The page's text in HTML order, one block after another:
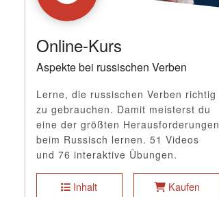
Online-Kurs
Aspekte bei russischen Verben
Lerne, die russischen Verben richtig
zu gebrauchen. Damit meisterst du
eine der größten Herausforderungen
beim Russisch lernen. 51 Videos
und 76 interaktive Übungen.
Inhalt Kaufen